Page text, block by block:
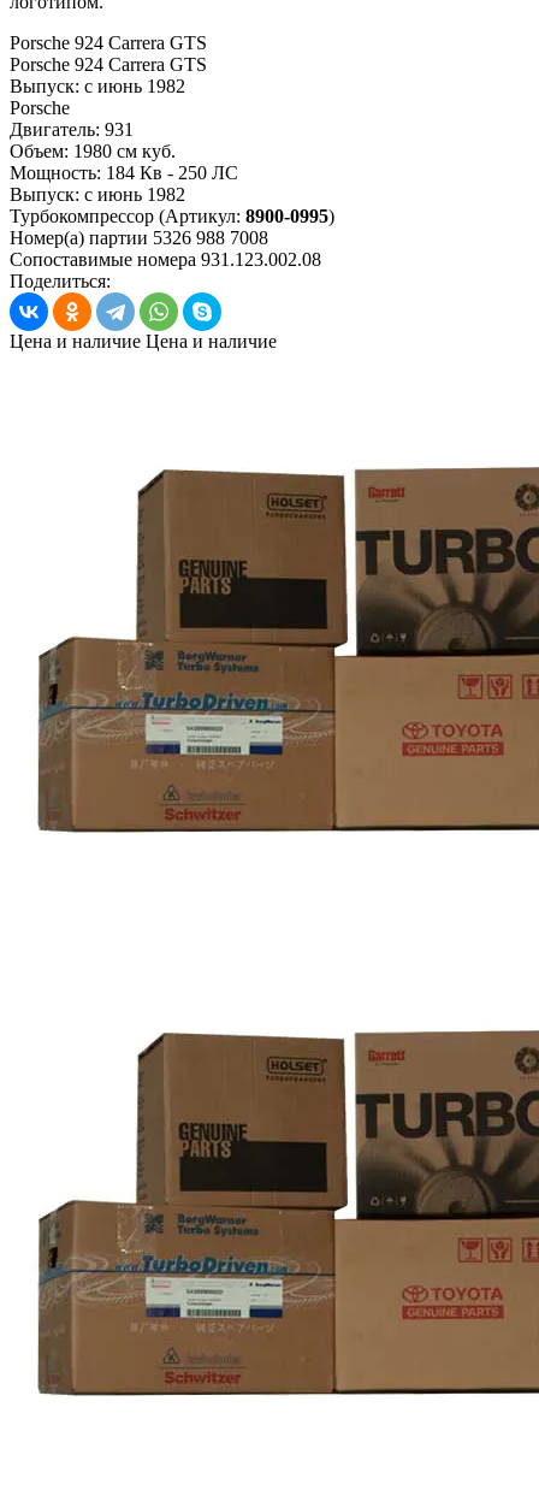
Porsche 924 Carrera GTS
Porsche 924 Carrera GTS
Выпуск: с июнь 1982
Porsche
Двигатель: 931
Объем: 1980 см куб.
Мощность: 184 Кв - 250 ЛС
Выпуск: с июнь 1982
Турбокомпрессор (Артикул: 8900-0995)
Номер(а) партии 5326 988 7008
Сопоставимые номера 931.123.002.08
Поделиться:
Цена и наличие Цена и наличие